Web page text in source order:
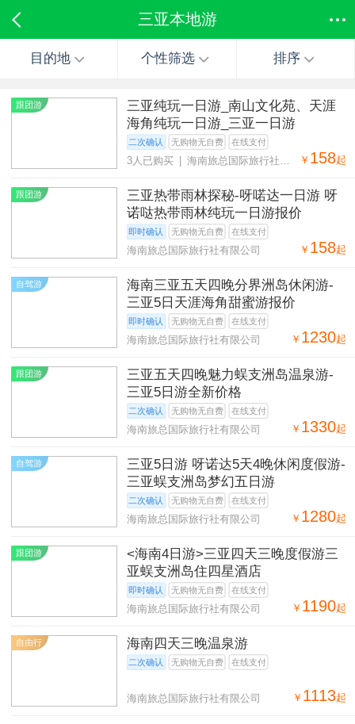
三亚本地游
目的地 个性筛选 排序
跟团游
三亚纯玩一日游_南山文化苑、天涯
海角纯玩一日游_三亚一日游
二次确认 无购物无自费 在线支付
￥ 158起
3人已购买 | 海南旅总国际旅行社有
跟团游
三亚热带雨林探秘-呀喏达一日游 呀
诺哒热带雨林纯玩一日游报价
即时确认 无购物无自费 在线支付
￥ 158起
海南旅总国际旅行社有限公司
自驾游
海南三亚五天四晚分界洲岛休闲游-
三亚5日天涯海角甜蜜游报价
即时确认 无购物无自费 在线支付
￥ 1230起
海南旅总国际旅行社有限公司
跟团游
三亚五天四晚魅力蜈支洲岛温泉游-
三亚5日游全新价格
二次确认 无购物无自费 在线支付
￥ 1330起
海南旅总国际旅行社有限公司
自驾游
三亚5日游 呀诺达5天4晚休闲度假游-
三亚蜈支洲岛梦幻五日游
二次确认 无购物无自费 在线支付
￥ 1280起
海南旅总国际旅行社有限公司
跟团游
<海南4日游>三亚四天三晚度假游三
亚蜈支洲岛住四星酒店
即时确认 无购物无自费 在线支付
￥ 1190起
海南旅总国际旅行社有限公司
自由行 海南四天三晚温泉游
二次确认 无购物无自费 在线支付
￥ 1113起
海南旅总国际旅行社有限公司